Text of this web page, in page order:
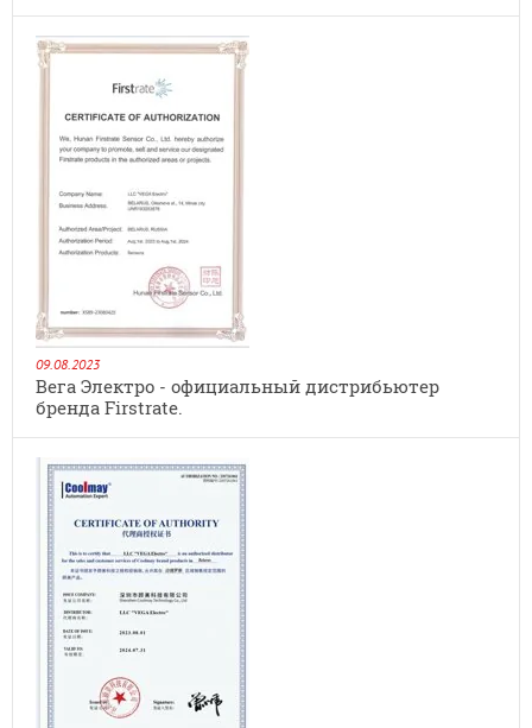
09.08.2023
Вега Электро - официальный дистрибьютер
бренда Firstrate.